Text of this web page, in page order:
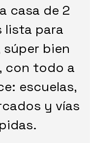
casa de 2
lista para
súper bien
con todo a
escuelas,
y vías